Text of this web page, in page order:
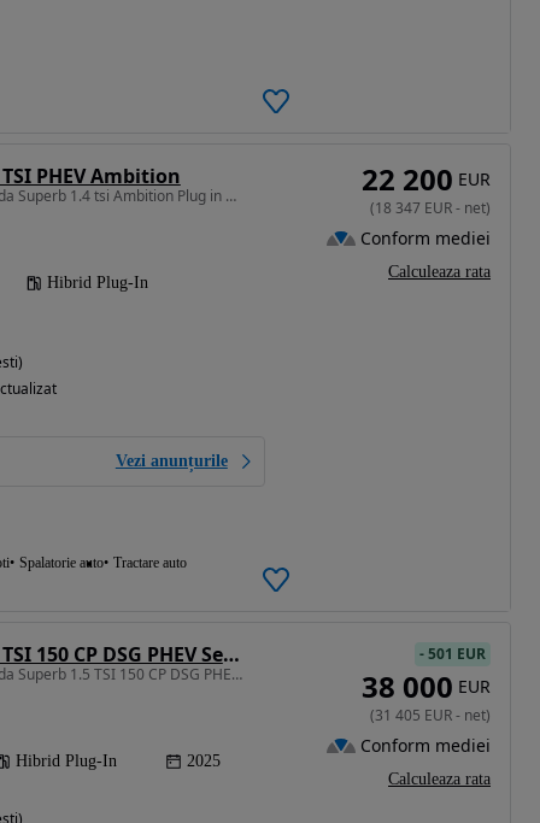
PHEV Ambition
1395 cm3 • 218 CP • Skoda Superb 1.4 tsi Ambition Plug in Hybrid
Hibrid Plug-In
Vezi anunțurile
Spalatorie auto Tractare auto
22 200 EUR
(18 347 EUR- net)
Conform mediei
Calculeaza rata
Skoda Superb 1.5 TSI 150 CP DSG PHEV Selection
1498 cm3 • 204 CP • Skoda Superb 1.5 TSI 150 CP DSG PHEV Selection
Hibrid Plug-In 2025
-501 EUR
38 000 EUR
(31 405 EUR- net)
Conform mediei
Calculeaza rata